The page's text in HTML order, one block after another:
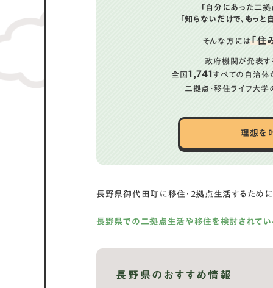
「自分にあった二
「知らないだけで、もっ
そんな方には「住
政府機関が発表す
全国1,741すべての自治体
二拠点・移住ライフ大学
理想を
長野県御代田町に移住・2拠点生活するため
長野県での二拠点生活や移住を検討されてい
長野県のおすすめ情報